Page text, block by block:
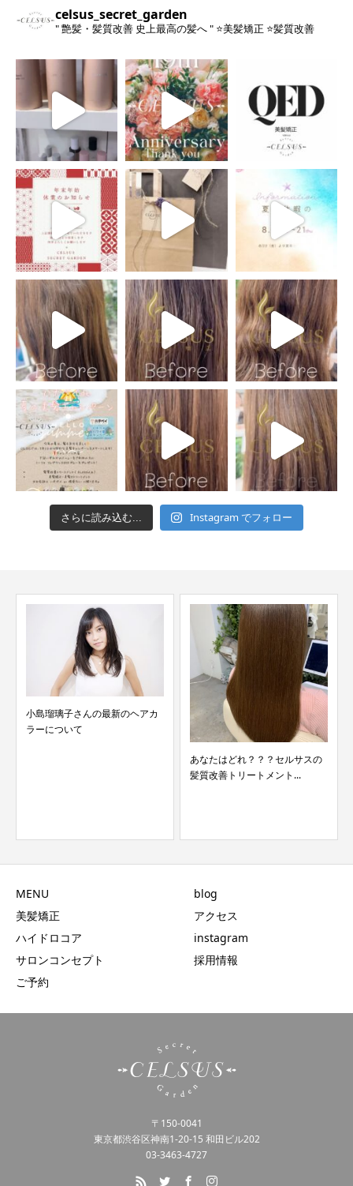
celsus_secret_garden
" 艶髪・髪質改善 史上最高の髪へ " ⭐️美髪矯正 ⭐️髪質改善
さらに読み込む... Instagram でフォロー
小島瑠璃子さんの最新のヘアカ
ラーについて
あなたはどれ？？？セルサスの
髪質改善トリートメント...
MENU
美髪矯正
ハイドロコア
サロンコンセプト
ご予約
blog
アクセス
instagram
採用情報
〒150-0041
東京都渋谷区神南1-20-15 和田ビル202
03-3463-4727